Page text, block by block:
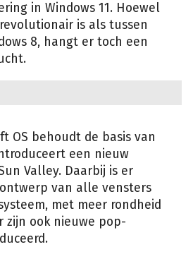
in Windows 11. Hoewel
is als tussen
8, hangt er toch een
OS behoudt de basis van
een nieuw
Valley. Daarbij is er
van alle vensters
met meer rondheid
zijn ook nieuwe pop-